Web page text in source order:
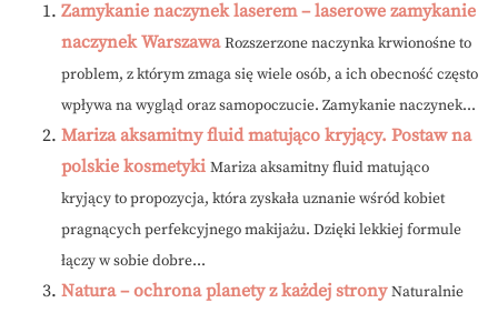
Zamykanie naczynek laserem – laserowe zamykanie
naczynek Warszawa Rozszerzone naczynka krwionośne to
problem, z którym zmaga się wiele osób, a ich obecność często
wpływa na wygląd oraz samopoczucie. Zamykanie naczynek...
Mariza aksamitny fluid matująco kryjący. Postaw na
polskie kosmetyki Mariza aksamitny fluid matująco
kryjący to propozycja, która zyskała uznanie wśród kobiet
pragnących perfekcyjnego makijażu. Dzięki lekkiej formule
łączy w sobie dobre...
Natura – ochrona planety z każdej strony Naturalnie